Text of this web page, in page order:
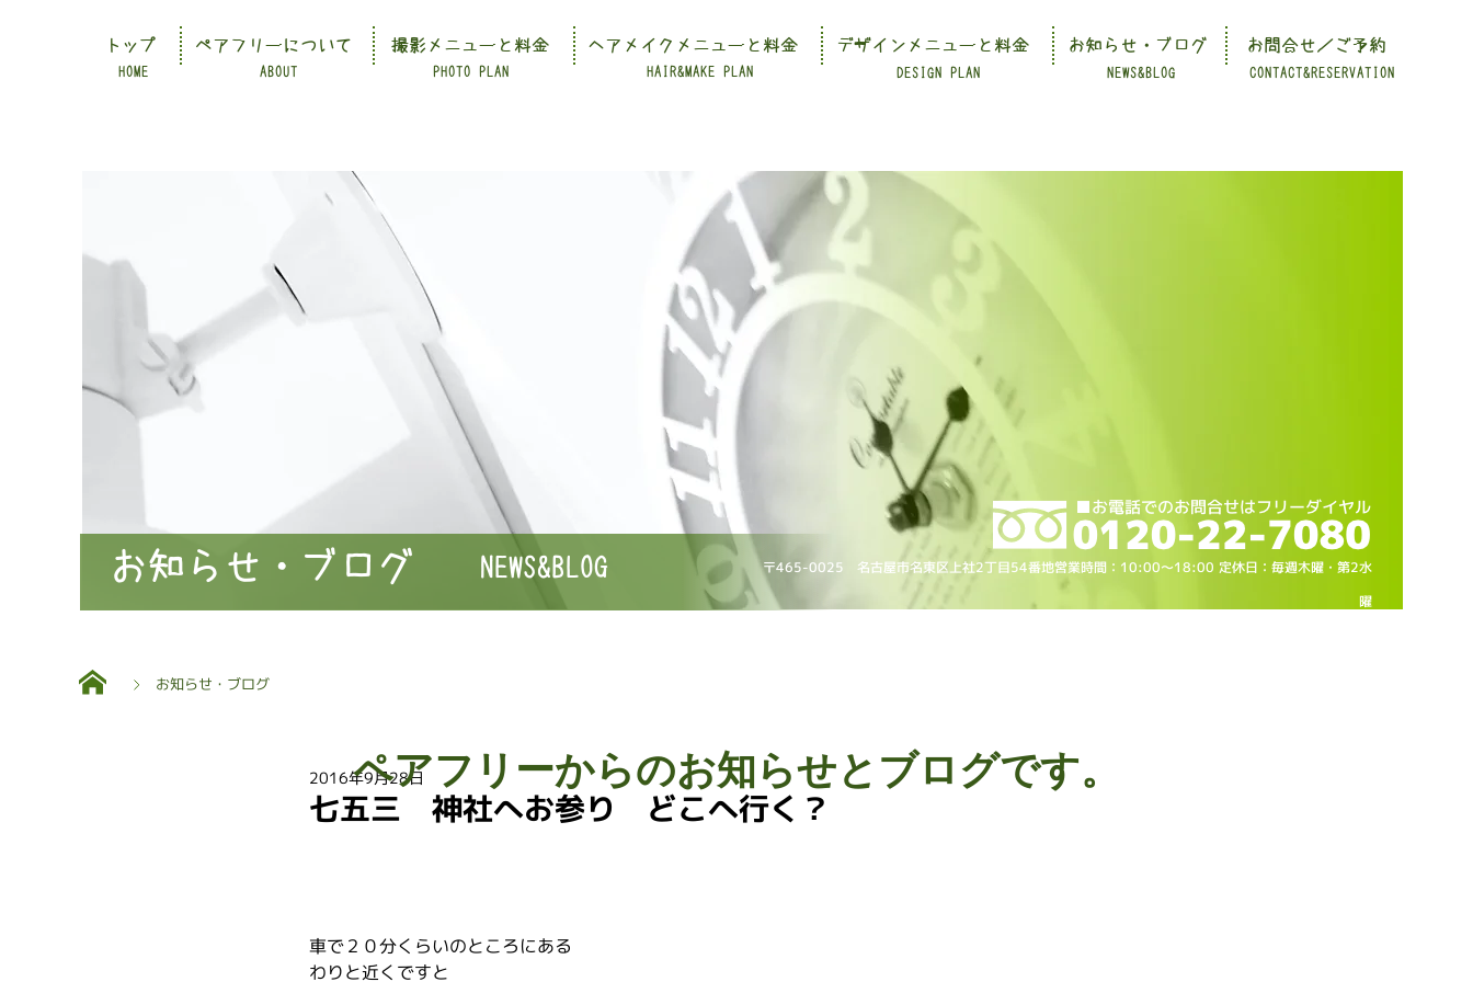
CONTACT&RESERVATION
HOME ABOUT PHOTO PLAN HAIR&MAKE PLAN DESIGN PLAN NEWS&BLOG
トップ ペアフリーについて 撮影メニューと料金 ヘアメイクメニューと料金 デザインメニューと料金 お知らせ・ブログ お問合せ／ご予約
〒465-0025 名古屋市名東区上社2丁目54番地営業時間：10:00～18:00 定休日：毎週木曜・第2水
曜
NEWS&BLOG
お知らせ・ブログ
お知らせ・ブログ
七五三 神社へお参り どこへ行く？
2016年9月28日
車で２０分くらいのところにある
わりと近くですと
ペアフリーからのお知らせとブログです。